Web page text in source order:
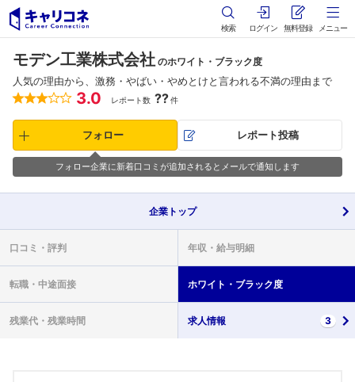
検索 ログイン 無料登録 メニュー
モデン工業株式会社 のホワイト・ブラック度
人気の理由から、激務・やばい・やめとけと言われる不満の理由まで
3.0 レポート数 ??件
フォロー レポート投稿
フォロー企業に新着口コミが追加されるとメールで通知します
企業 トップ
口コミ・ 評判 年収・ 給与明細
転職・ 中途面接 ホワイト・ ブラック度
残業代・ 残業時間 求人情報 3